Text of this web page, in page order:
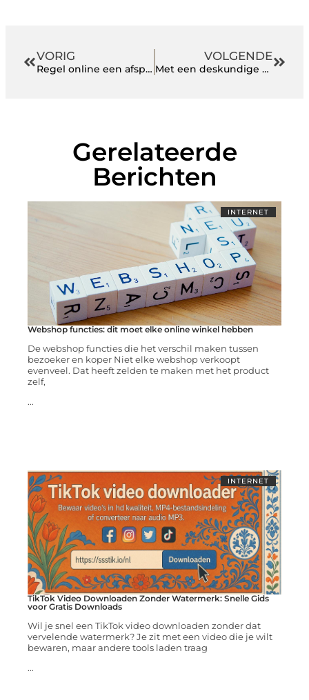
VORIG
Regel online een afspraak voor ongediertebestrijding in Limburg
VOLGENDE
Met een deskundige Salesforce partner als deze komt uw bedrijf verder
Gerelateerde
Berichten
INTERNET
Webshop functies: dit moet elke online winkel hebben
De webshop functies die het verschil maken tussen
bezoeker en koper Niet elke webshop verkoopt
evenveel. Dat heeft zelden te maken met het product
zelf,
...
INTERNET
TikTok Video Downloaden Zonder Watermerk: Snelle Gids
voor Gratis Downloads
Wil je snel een TikTok video downloaden zonder dat
vervelende watermerk? Je zit met een video die je wilt
bewaren, maar andere tools laden traag
...